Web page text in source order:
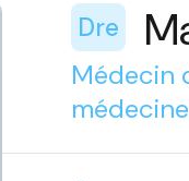
Dre
Médecin